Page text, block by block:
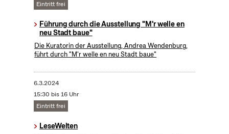
Eintritt frei
Führung durch die Ausstellung "M'r welle en
neu Stadt baue"
Die Kuratorin der Ausstellung, Andrea Wendenburg,
führt durch "M'r welle en neu Stadt baue"
6.3.2024
15:30 bis 16 Uhr
Eintritt frei
LeseWelten